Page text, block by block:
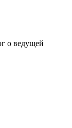
о ведущей